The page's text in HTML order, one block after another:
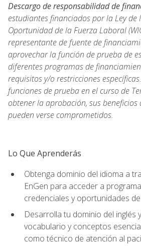
Descargo de responsabilidad de
estudiantes financiados por la Ley de
Oportunidad de la Fuerza Laboral
representante de fuente de
aprovechar la función de prueba de
diferentes programas de
requisitos y/o restricciones
funciones de prueba en el curso de
obtener la aprobación, sus
pueden verse comprometidos.
Lo Que Aprenderás
Obtenga dominio del idioma a
EnGen para acceder a
credenciales y oportunidades
Desarrolla tu dominio del inglés
vocabulario y conceptos
como técnico de atención al